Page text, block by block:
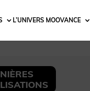
L’UNIVERS MOOVANCE